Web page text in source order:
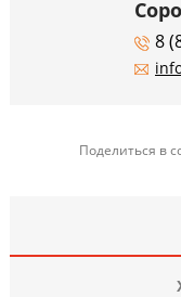
8
Поделиться в